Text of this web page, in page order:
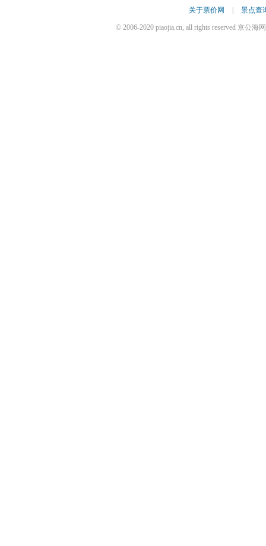
关于票价网 景点查
© 2006-2020 piaojia.cn, all rights reserved 京公海